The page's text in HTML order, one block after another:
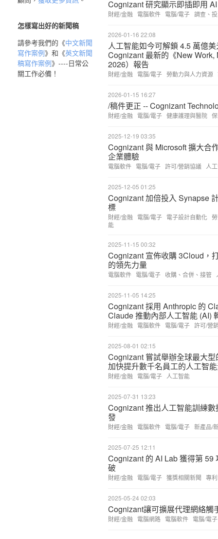
怎樣寫出好的新聞稿
請參考我們的《中文新聞
寫作案例》和《英文新聞
稿寫作案例》----日常公
關工作必備！
Cognizant 研究顯示即插即用
財經/金融 電腦軟件 電腦/電子 調查、
2026-01-16 22:08
人工智能如今可解鎖 4.5 萬億
Cognizant 最新的《New
2026）報告
財經/金融 電腦/電子 勞動力與人力資源
2026-01-15 16:27
/稿件更正 -- Cognizant
財經/金融 電腦/電子 健康護理與醫院
2025-12-19 03:35
Cognizant 與 Microsoft 擴大合
企業體驗
電腦軟件 電腦/電子 許可/營銷協議 人
2025-12-05 01:25
Cognizant 加倍投入 Synapse
標
財經/金融 電腦/電子 電子設計自動化
能
2025-11-15 00:32
Cognizant 宣佈收購 3Cloud，
的領先力量
電腦軟件 電腦/電子 收購、合併、接管
2025-11-05 14:25
Cognizant 採用 Anthropic 的
Claude 推動內部人工智能 (AI)
財經/金融 電腦軟件 電腦/電子 許可/營
2025-08-01 02:15
Cognizant 嘗試舉辦全球最大
加快提升數千名員工的人工智
財經/金融 電腦/電子 人工智能
2025-07-31 13:23
Cognizant 推出人工智能訓練
發
財經/金融 電腦軟件 電腦/電子 新產品/
2025-07-25 12:11
Cognizant 的 AI Lab 獲得第
破
財經/金融 電腦/電子 獲獎相關新聞 專
2025-05-24 02:03
Cognizant讓可擴展代理網絡觸
財經/金融 電腦網路 電腦軟件 電腦/電子